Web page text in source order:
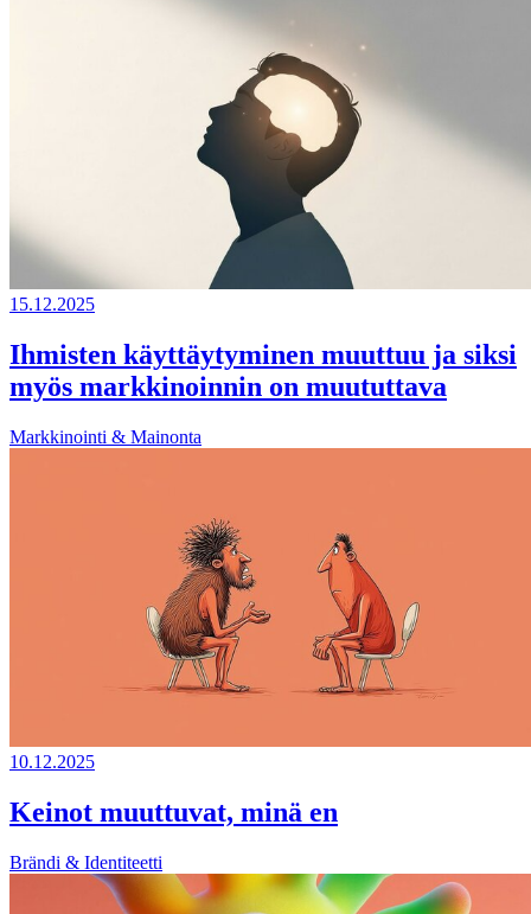
15.12.2025
Ihmisten käyttäytyminen muuttuu ja siksi
myös markkinoinnin on muututtava
Markkinointi & Mainonta
10.12.2025
Keinot muuttuvat, minä en
Brändi & Identiteetti